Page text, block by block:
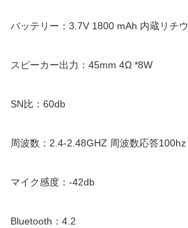
バッテリー：3.7V 1800 mAh 内蔵リチ
スピーカー出力：45mm 4Ω *8W
SN比：60db
周波数：2.4-2.48GHZ 周波数応答
マイク感度：-42db
Bluetooth：4.2